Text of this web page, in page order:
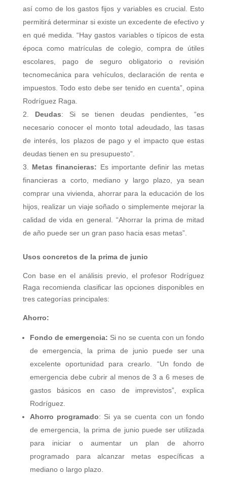
así como de los gastos fijos y variables es crucial. Esto
permitirá determinar si existe un excedente de efectivo y
en qué medida. “Hay gastos variables o típicos de esta
época como matrículas de colegio, compra de útiles
escolares, pago de seguro obligatorio o revisión
tecnomecánica para vehículos, declaración de renta e
impuestos. Todo esto debe ser tenido en cuenta”, opina
Rodríguez Raga.
Deudas: Si se tienen deudas pendientes, “es
necesario conocer el monto total adeudado, las tasas
de interés, los plazos de pago y el impacto que estas
deudas tienen en su presupuesto”.
Metas financieras: Es importante definir las metas
financieras a corto, mediano y largo plazo, ya sean
comprar una vivienda, ahorrar para la educación de los
hijos, realizar un viaje soñado o simplemente mejorar la
calidad de vida en general. “Ahorrar la prima de mitad
de año puede ser un gran paso hacia esas metas”.
Usos concretos de la prima de junio
Con base en el análisis previo, el profesor Rodríguez
Raga recomienda clasificar las opciones disponibles en
tres categorías principales:
Ahorro:
Fondo de emergencia: Si no se cuenta con un fondo
de emergencia, la prima de junio puede ser una
excelente oportunidad para crearlo. “Un fondo de
emergencia debe cubrir al menos de 3 a 6 meses de
gastos básicos en caso de imprevistos”, explica
Rodríguez.
Ahorro programado: Si ya se cuenta con un fondo
de emergencia, la prima de junio puede ser utilizada
para iniciar o aumentar un plan de ahorro
programado para alcanzar metas específicas a
mediano o largo plazo.